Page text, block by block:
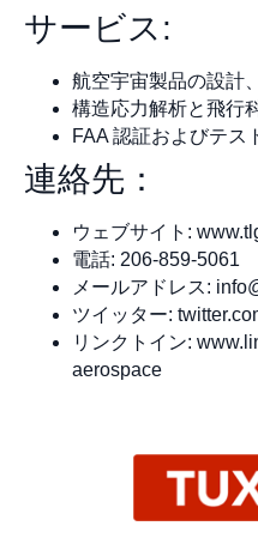
サービス:
航空宇宙製品の設計
構造応力解析と飛行
FAA 認証およびテス
連絡先：
ウェブサイト:
電話: 206-859-5061
メールアドレス:
ツイッター:
リンクトイン:
aerospace